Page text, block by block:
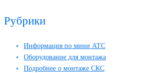
Рубрики
Информация по мини АТС
Оборудование для монтажа
Подробнее о монтаже СКС